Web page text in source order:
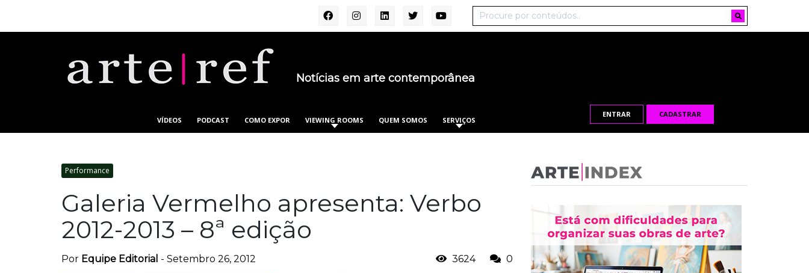
Notícias em arte contemporânea
VÍDEOS PODCAST COMO EXPOR VIEWING ROOMS QUEM SOMOS SERVIÇOS
ENTRAR CADASTRAR
Performance
Galeria Vermelho apresenta: Verbo
2012-2013 – 8ª edição
Por Equipe Editorial - Setembro 26, 2012 3624 0